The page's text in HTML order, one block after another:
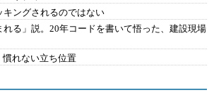
キングされるのではない
れる」説。20年コードを書いて悟った、建設現場
れない立ち位置